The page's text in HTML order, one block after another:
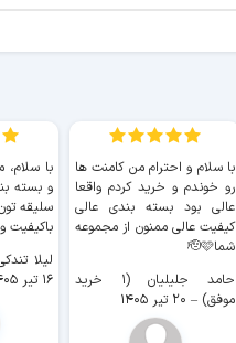
با سلام و احترام من کامنت ها
رو خوندم و خرید کردم واقعا
عالی بود بسته بندی عالی
کیفیت عالی ممنون از مجموعه
شما🫡🩷
حامد جلیلیان (۱ خرید
موفق) – ۲۰ تیر ۱۴۰۵
با سلام،
و بسته
سلیقه
باکیفیت
لیلا تندکی (۲
۱۶ تیر ۱۴۰۵